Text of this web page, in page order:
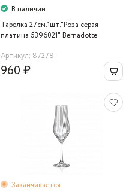
В наличии
Тарелка 27см.1шт."Роза серая
платина 5396021" Bernadotte
Артикул: 87278
960 ₽
Заканчивается